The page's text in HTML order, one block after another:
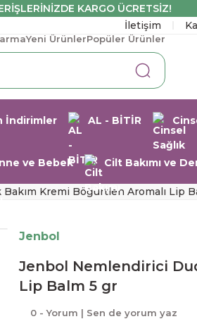
KARGO ÜCRETSİZ!
İletişim
Yeni ÜrünlerPopüler Ürünler
İndirimler AL - BİTİR
ve Bebek Cilt Bakımı ve
Kremi Böğürtlen Aromalı Lip
Jenbol
Jenbol Nemlendirici
Lip Balm 5 gr
0 - Yorum | Sen de yorum yaz